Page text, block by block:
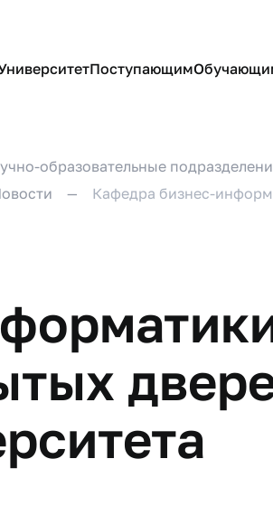
Поступающим
образовательные
Кафедра бизнес-